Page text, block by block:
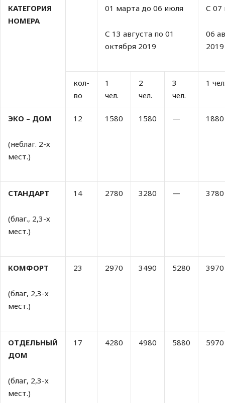
КАТЕГОРИЯ
НОМЕРА
01 марта до 06 июля
С 13 августа по 01
октября 2019
С 07
06
2019
кол-
во
1
чел.
2
чел.
3
чел.
1
ЭКО – ДОМ
(неблаг. 2-х
мест.)
12 1580 1580 — 1880
СТАНДАРТ
(благ., 2,3-х
мест.)
14 2780 3280 — 3780
КОМФОРТ
(благ, 2,3-х
мест.)
23 2970 3490 5280 3970
ОТДЕЛЬНЫЙ
ДОМ
(благ, 2,3-х
мест.)
17 4280 4980 5880 5970